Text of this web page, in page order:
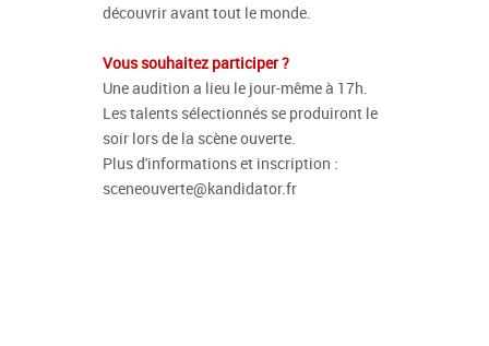
découvrir avant tout le monde.
Vous souhaitez participer ?
Une audition a lieu le jour-même à 17h.
Les talents sélectionnés se produiront le
soir lors de la scène ouverte.
Plus d'informations et inscription :
sceneouverte@kandidator.fr